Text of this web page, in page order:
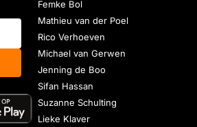
Femke Bol
Mathieu van der Poel
Rico Verhoeven
Michael van Gerwen
Jenning de Boo
Sifan Hassan
Suzanne Schulting
Lieke Klaver